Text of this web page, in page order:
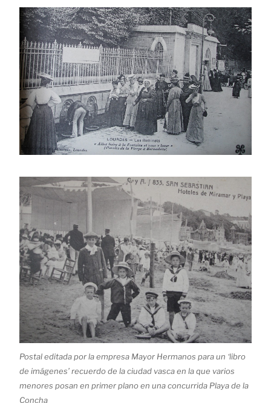
Postal editada por la empresa Mayor Hermanos para un ‘libro
de imágenes’ recuerdo de la ciudad vasca en la que varios
menores posan en primer plano en una concurrida Playa de la
Concha